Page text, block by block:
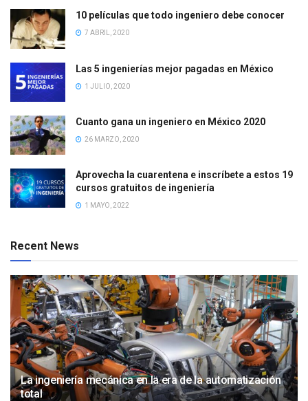
10 películas que todo ingeniero debe conocer
7 ABRIL, 2020
Las 5 ingenierías mejor pagadas en México
1 JULIO, 2020
Cuanto gana un ingeniero en México 2020
26 MARZO, 2020
Aprovecha la cuarentena e inscríbete a estos 19
cursos gratuitos de ingeniería
1 MAYO, 2022
Recent News
La ingeniería mecánica en la era de la automatización
total